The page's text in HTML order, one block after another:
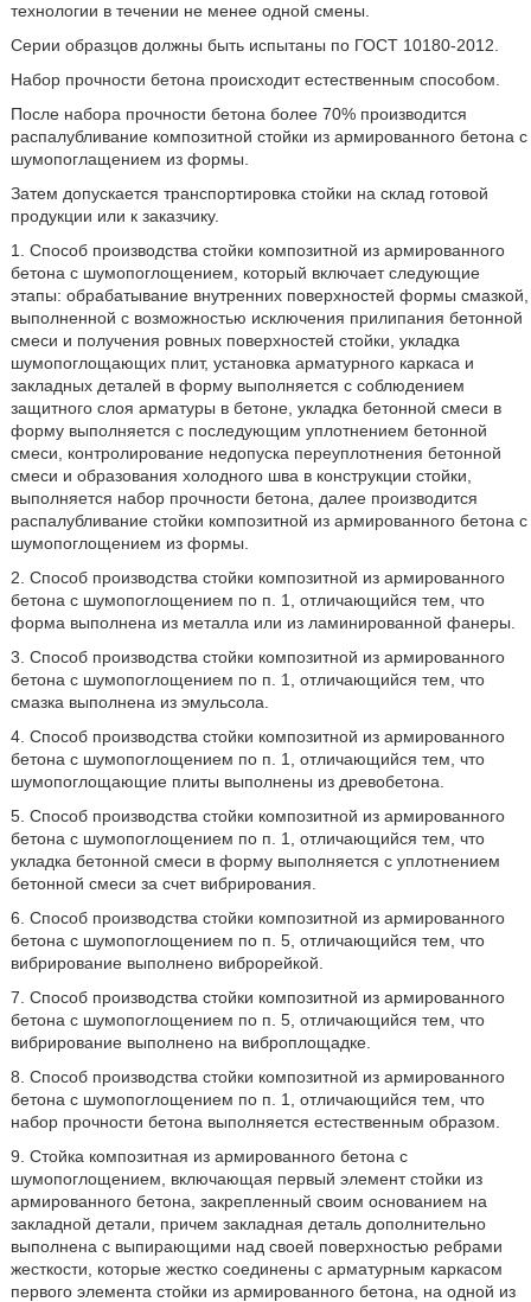
технологии в течении не менее одной смены.
Серии образцов должны быть испытаны по ГОСТ 10180-2012.
Набор прочности бетона происходит естественным способом.
После набора прочности бетона более 70% производится
распалубливание композитной стойки из армированного бетона с
шумопоглащением из формы.
Затем допускается транспортировка стойки на склад готовой
продукции или к заказчику.
1. Способ производства стойки композитной из армированного
бетона с шумопоглощением, который включает следующие
этапы: обрабатывание внутренних поверхностей формы смазкой,
выполненной с возможностью исключения прилипания бетонной
смеси и получения ровных поверхностей стойки, укладка
шумопоглощающих плит, установка арматурного каркаса и
закладных деталей в форму выполняется с соблюдением
защитного слоя арматуры в бетоне, укладка бетонной смеси в
форму выполняется с последующим уплотнением бетонной
смеси, контролирование недопуска переуплотнения бетонной
смеси и образования холодного шва в конструкции стойки,
выполняется набор прочности бетона, далее производится
распалубливание стойки композитной из армированного бетона с
шумопоглощением из формы.
2. Способ производства стойки композитной из армированного
бетона с шумопоглощением по п. 1, отличающийся тем, что
форма выполнена из металла или из ламинированной фанеры.
3. Способ производства стойки композитной из армированного
бетона с шумопоглощением по п. 1, отличающийся тем, что
смазка выполнена из эмульсола.
4. Способ производства стойки композитной из армированного
бетона с шумопоглощением по п. 1, отличающийся тем, что
шумопоглощающие плиты выполнены из древобетона.
5. Способ производства стойки композитной из армированного
бетона с шумопоглощением по п. 1, отличающийся тем, что
укладка бетонной смеси в форму выполняется с уплотнением
бетонной смеси за счет вибрирования.
6. Способ производства стойки композитной из армированного
бетона с шумопоглощением по п. 5, отличающийся тем, что
вибрирование выполнено виброрейкой.
7. Способ производства стойки композитной из армированного
бетона с шумопоглощением по п. 5, отличающийся тем, что
вибрирование выполнено на виброплощадке.
8. Способ производства стойки композитной из армированного
бетона с шумопоглощением по п. 1, отличающийся тем, что
набор прочности бетона выполняется естественным образом.
9. Стойка композитная из армированного бетона с
шумопоглощением, включающая первый элемент стойки из
армированного бетона, закрепленный своим основанием на
закладной детали, причем закладная деталь дополнительно
выполнена с выпирающими над своей поверхностью ребрами
жесткости, которые жестко соединены с арматурным каркасом
первого элемента стойки из армированного бетона, на одной из